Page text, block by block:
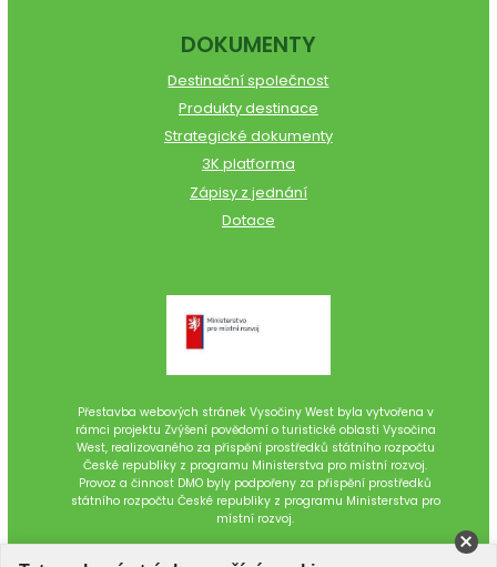
DOKUMENTY
Destinační společnost
Produkty destinace
Strategické dokumenty
3K platforma
Zápisy z jednání
Dotace
Přestavba webových stránek Vysočiny West byla vytvořena v
rámci projektu Zvýšení povědomí o turistické oblasti Vysočina
West, realizovaného za přispění prostředků státního rozpočtu
České republiky z programu Ministerstva pro místní rozvoj.
Provoz a činnost DMO byly podpořeny za přispění prostředků
státního rozpočtu České republiky z programu Ministerstva pro
místní rozvoj.